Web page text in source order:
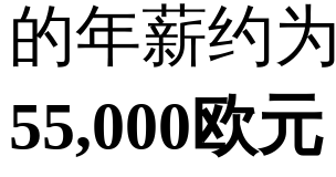
的年薪约为
55,000欧元